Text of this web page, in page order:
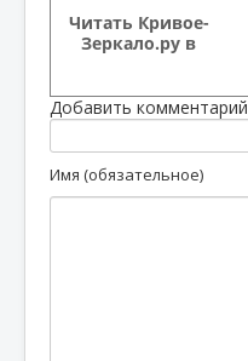
Читать Кривое-
Зеркало.ру в
Добавить комментарий
Имя (обязательное)